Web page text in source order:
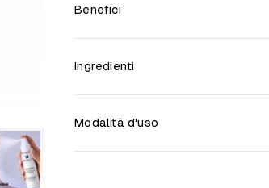
Benefici
Ingredienti
Modalità d'uso